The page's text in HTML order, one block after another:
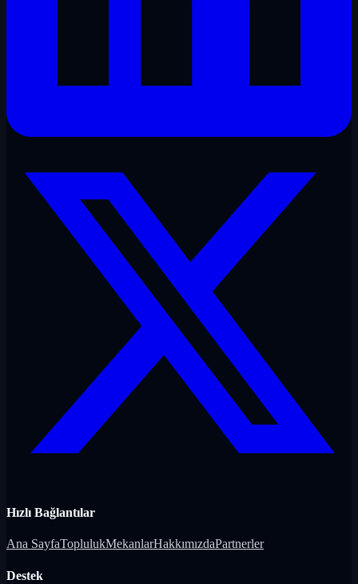
Hızlı Bağlantılar
Ana SayfaToplulukMekanlarHakkımızdaPartnerler
Destek